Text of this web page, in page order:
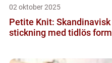
02 oktober 2025
Petite Knit: Skandinavisk
stickning med tidlös form